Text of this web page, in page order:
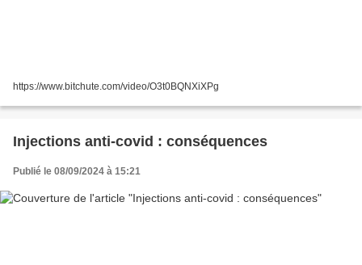
https://www.bitchute.com/video/O3t0BQNXiXPg
Injections anti-covid : conséquences
Publié le 08/09/2024 à 15:21